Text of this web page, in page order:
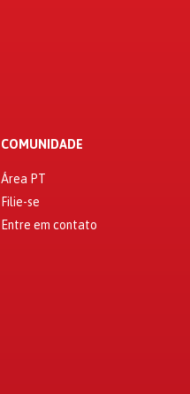
COMUNIDADE
Área PT
Filie-se
Entre em contato